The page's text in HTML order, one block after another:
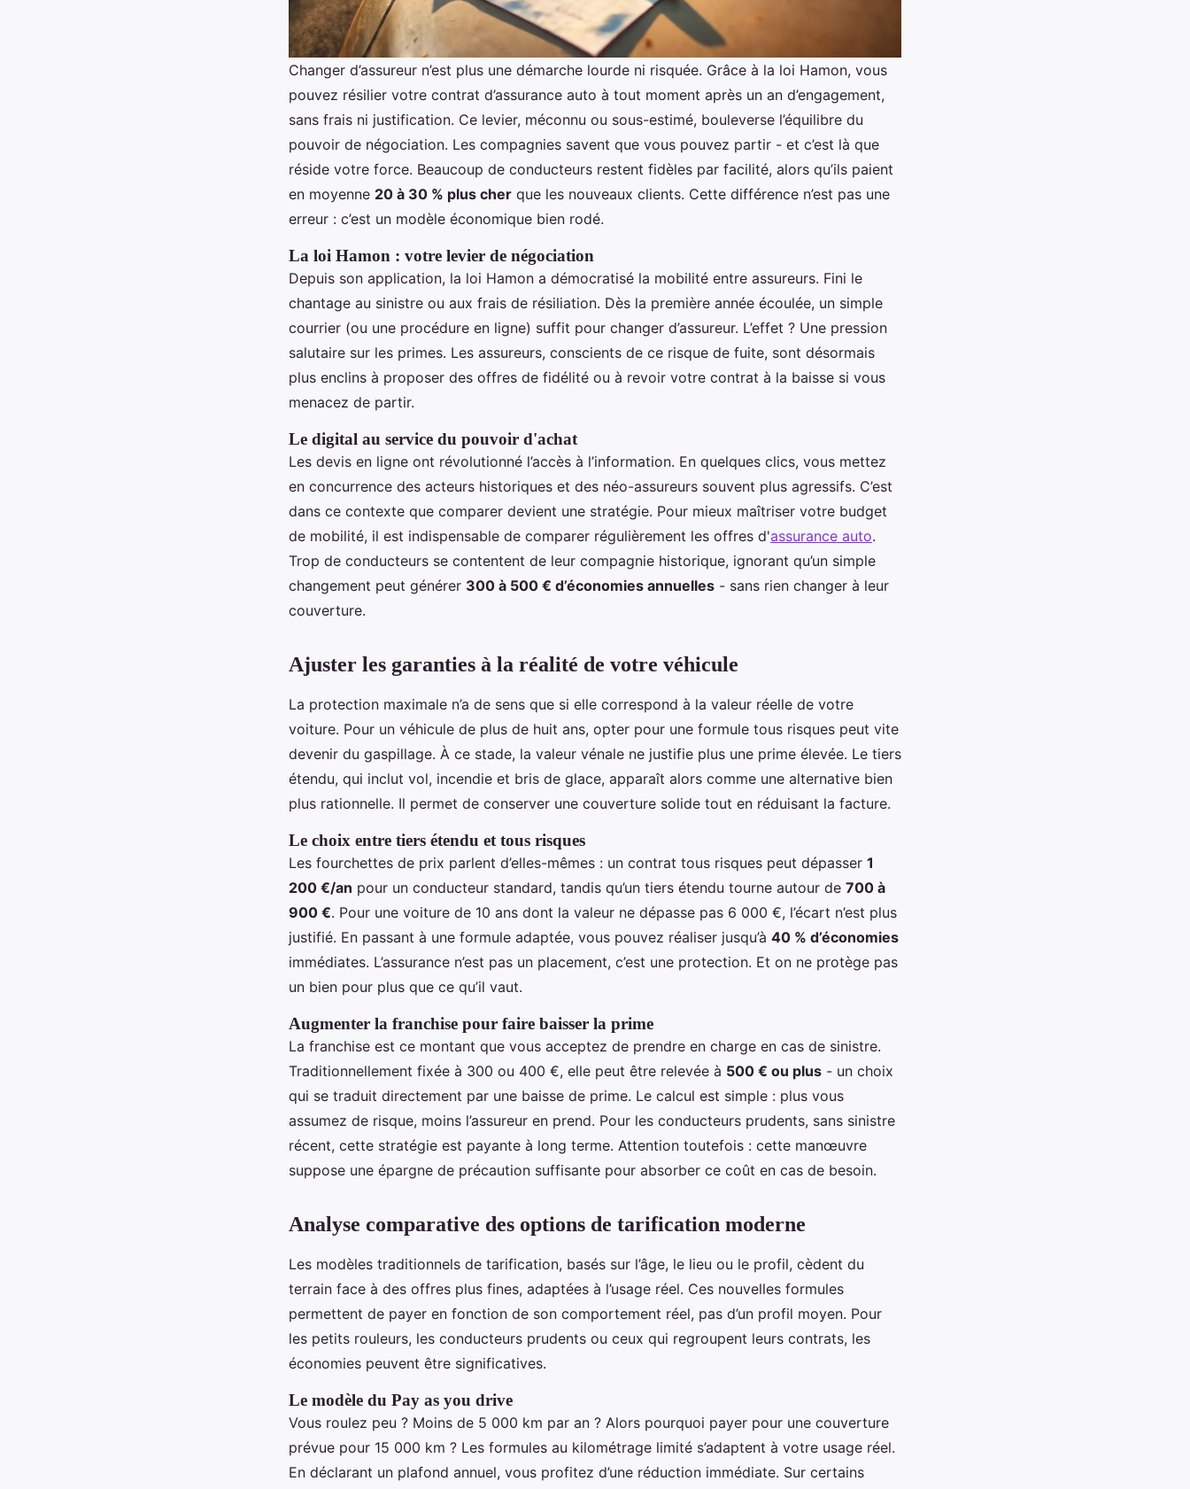
Changer d’assureur n’est plus une démarche lourde ni risquée. Grâce à la loi Hamon, vous
pouvez résilier votre contrat d’assurance auto à tout moment après un an d’engagement,
sans frais ni justification. Ce levier, méconnu ou sous-estimé, bouleverse l’équilibre du
pouvoir de négociation. Les compagnies savent que vous pouvez partir - et c’est là que
réside votre force. Beaucoup de conducteurs restent fidèles par facilité, alors qu’ils paient
en moyenne 20 à 30 % plus cher que les nouveaux clients. Cette différence n’est pas une
erreur : c’est un modèle économique bien rodé.
La loi Hamon : votre levier de négociation
Depuis son application, la loi Hamon a démocratisé la mobilité entre assureurs. Fini le
chantage au sinistre ou aux frais de résiliation. Dès la première année écoulée, un simple
courrier (ou une procédure en ligne) suffit pour changer d’assureur. L’effet ? Une pression
salutaire sur les primes. Les assureurs, conscients de ce risque de fuite, sont désormais
plus enclins à proposer des offres de fidélité ou à revoir votre contrat à la baisse si vous
menacez de partir.
Le digital au service du pouvoir d'achat
Les devis en ligne ont révolutionné l’accès à l’information. En quelques clics, vous mettez
en concurrence des acteurs historiques et des néo-assureurs souvent plus agressifs. C’est
dans ce contexte que comparer devient une stratégie. Pour mieux maîtriser votre budget
de mobilité, il est indispensable de comparer régulièrement les offres d'assurance auto.
Trop de conducteurs se contentent de leur compagnie historique, ignorant qu’un simple
changement peut générer 300 à 500 € d’économies annuelles - sans rien changer à leur
couverture.
Ajuster les garanties à la réalité de votre véhicule
La protection maximale n’a de sens que si elle correspond à la valeur réelle de votre
voiture. Pour un véhicule de plus de huit ans, opter pour une formule tous risques peut vite
devenir du gaspillage. À ce stade, la valeur vénale ne justifie plus une prime élevée. Le tiers
étendu, qui inclut vol, incendie et bris de glace, apparaît alors comme une alternative bien
plus rationnelle. Il permet de conserver une couverture solide tout en réduisant la facture.
Le choix entre tiers étendu et tous risques
Les fourchettes de prix parlent d’elles-mêmes : un contrat tous risques peut dépasser 1
200 €/an pour un conducteur standard, tandis qu’un tiers étendu tourne autour de 700 à
900 €. Pour une voiture de 10 ans dont la valeur ne dépasse pas 6 000 €, l’écart n’est plus
justifié. En passant à une formule adaptée, vous pouvez réaliser jusqu’à 40 % d’économies
immédiates. L’assurance n’est pas un placement, c’est une protection. Et on ne protège pas
un bien pour plus que ce qu’il vaut.
Augmenter la franchise pour faire baisser la prime
La franchise est ce montant que vous acceptez de prendre en charge en cas de sinistre.
Traditionnellement fixée à 300 ou 400 €, elle peut être relevée à 500 € ou plus - un choix
qui se traduit directement par une baisse de prime. Le calcul est simple : plus vous
assumez de risque, moins l’assureur en prend. Pour les conducteurs prudents, sans sinistre
récent, cette stratégie est payante à long terme. Attention toutefois : cette manœuvre
suppose une épargne de précaution suffisante pour absorber ce coût en cas de besoin.
Analyse comparative des options de tarification moderne
Les modèles traditionnels de tarification, basés sur l’âge, le lieu ou le profil, cèdent du
terrain face à des offres plus fines, adaptées à l’usage réel. Ces nouvelles formules
permettent de payer en fonction de son comportement réel, pas d’un profil moyen. Pour
les petits rouleurs, les conducteurs prudents ou ceux qui regroupent leurs contrats, les
économies peuvent être significatives.
Le modèle du Pay as you drive
Vous roulez peu ? Moins de 5 000 km par an ? Alors pourquoi payer pour une couverture
prévue pour 15 000 km ? Les formules au kilométrage limité s’adaptent à votre usage réel.
En déclarant un plafond annuel, vous profitez d’une réduction immédiate. Sur certains